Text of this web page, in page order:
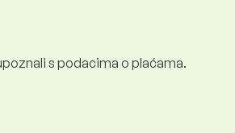
s podacima o plaćama.